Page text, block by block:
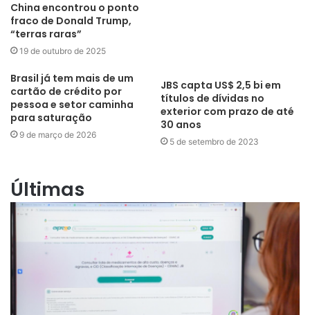
China encontrou o ponto
fraco de Donald Trump,
“terras raras”
19 de outubro de 2025
Brasil já tem mais de um
cartão de crédito por
pessoa e setor caminha
para saturação
9 de março de 2026
JBS capta US$ 2,5 bi em
títulos de dívidas no
exterior com prazo de até
30 anos
5 de setembro de 2023
Últimas